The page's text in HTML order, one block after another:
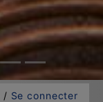
/ Se connecter